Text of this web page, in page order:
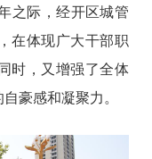
之际，经开区城管
在体现广大干部职
时，又增强了全体
豪感和凝聚力。